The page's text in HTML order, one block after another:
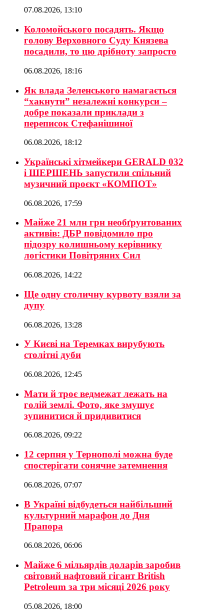
07.08.2026, 13:10
Коломойського посадять. Якщо
голову Верховного Суду Князева
посадили, то цю дрібноту запросто
06.08.2026, 18:16
Як влада Зеленського намагається
“хакнути” незалежні конкурси –
добре показали приклади з
переписок Стефанішиної
06.08.2026, 18:12
Українські хітмейкери GERALD 032
і ШЕРШЕНЬ запустили спільний
музичний проєкт «КОМПОТ»
06.08.2026, 17:59
Майже 21 млн грн необґрунтованих
активів: ДБР повідомило про
підозру колишньому керівнику
логістики Повітряних Сил
06.08.2026, 14:22
Ще одну столичну курвоту взяли за
дупу
06.08.2026, 13:28
У Києві на Теремках вирубують
столітні дуби
06.08.2026, 12:45
Мати й троє ведмежат лежать на
голій землі. Фото, яке змушує
зупинитися й придивитися
06.08.2026, 09:22
12 серпня у Тернополі можна буде
спостерігати сонячне затемнення
06.08.2026, 07:07
В Україні відбудеться найбільший
культурний марафон до Дня
Прапора
06.08.2026, 06:06
Майже 6 мільярдів доларів заробив
світовий нафтовий гігант British
Petroleum за три місяці 2026 року
05.08.2026, 18:00